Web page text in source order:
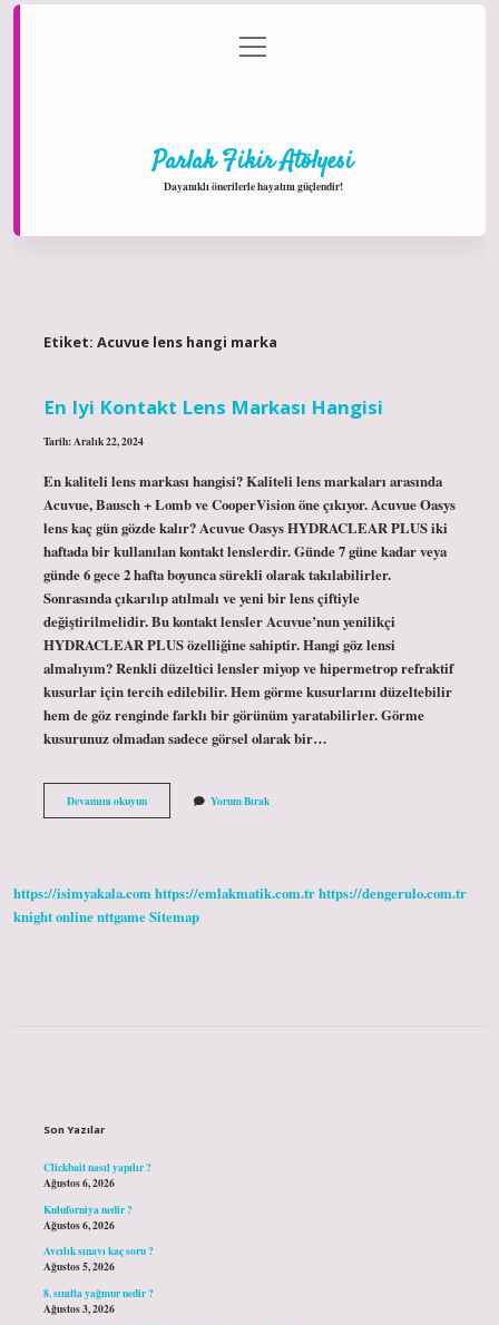
Gizlilik Politikası
menüyü
aç
Parlak Fikir Atölyesi
Dayanıklı önerilerle hayatını güçlendir!
Etiket: Acuvue lens hangi marka
En Iyi Kontakt Lens Markası Hangisi
Tarih: Aralık 22, 2024
En kaliteli lens markası hangisi? Kaliteli lens markaları arasında
Acuvue, Bausch + Lomb ve CooperVision öne çıkıyor. Acuvue Oasys
lens kaç gün gözde kalır? Acuvue Oasys HYDRACLEAR PLUS iki
haftada bir kullanılan kontakt lenslerdir. Günde 7 güne kadar veya
günde 6 gece 2 hafta boyunca sürekli olarak takılabilirler.
Sonrasında çıkarılıp atılmalı ve yeni bir lens çiftiyle
değiştirilmelidir. Bu kontakt lensler Acuvue’nun yenilikçi
HYDRACLEAR PLUS özelliğine sahiptir. Hangi göz lensi
almalıyım? Renkli düzeltici lensler miyop ve hipermetrop refraktif
kusurlar için tercih edilebilir. Hem görme kusurlarını düzeltebilir
hem de göz renginde farklı bir görünüm yaratabilirler. Görme
kusurunuz olmadan sadece görsel olarak bir…
Devamını okuyunEn
Iyi
Yorum Bırak
https://isimyakala.comhttps://emlakmatik.com.trhttps://dengerulo.com.tr
knight onlinenttgameSitemap
Son Yazılar
Clickbait nasıl yapılır ?
Ağustos 6, 2026
Kuluforniya nedir ?
Ağustos 6, 2026
Avcılık sınavı kaç soru ?
Ağustos 5, 2026
8. sınıfta yağmur nedir ?
Ağustos 3, 2026